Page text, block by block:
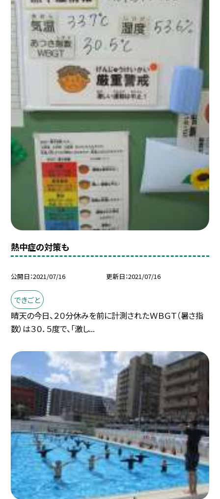
熱中症の対策も
公開日 2021/07/16 更新日 2021/07/16
できごと
晴天の今日、２０分休みを前に計測されたＷＢＧＴ（暑さ指
数）は３０．５度で、「激し...